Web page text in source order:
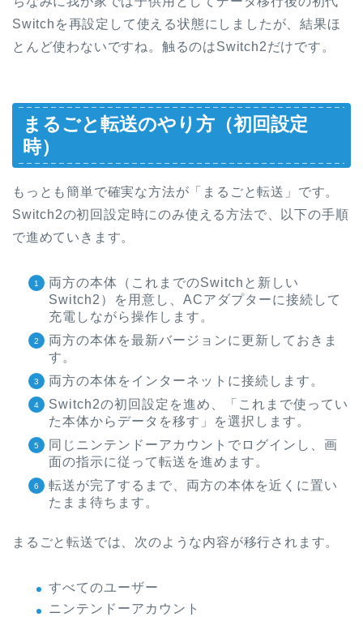
Switchを再設定して使える状態にしましたが、結果ほ
とんど使わないですね。触るのはSwitch2だけです。
まるごと転送のやり方（初回設定
時）
もっとも簡単で確実な方法が「まるごと転送」です。
Switch2の初回設定時にのみ使える方法で、以下の手順
で進めていきます。
両方の本体（これまでのSwitchと新しい
Switch2）を用意し、ACアダプターに接続して
充電しながら操作します。
両方の本体を最新バージョンに更新しておきま
す。
両方の本体をインターネットに接続します。
Switch2の初回設定を進め、「これまで使ってい
た本体からデータを移す」を選択します。
同じニンテンドーアカウントでログインし、画
面の指示に従って転送を進めます。
転送が完了するまで、両方の本体を近くに置い
たまま待ちます。
まるごと転送では、次のような内容が移行されます。
すべてのユーザー
ニンテンドーアカウント